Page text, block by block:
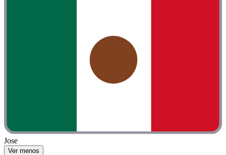
Jose
Ver menos